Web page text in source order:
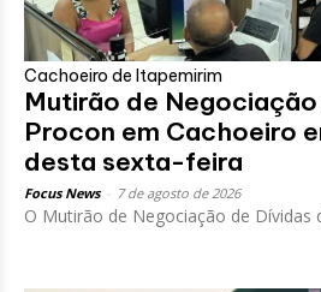
Cachoeiro de Itapemirim
Mutirão de
Procon em Cachoeiro
desta sexta-feira
Focus News 7 de agosto de 2026
O Mutirão de Negociação de Dívidas